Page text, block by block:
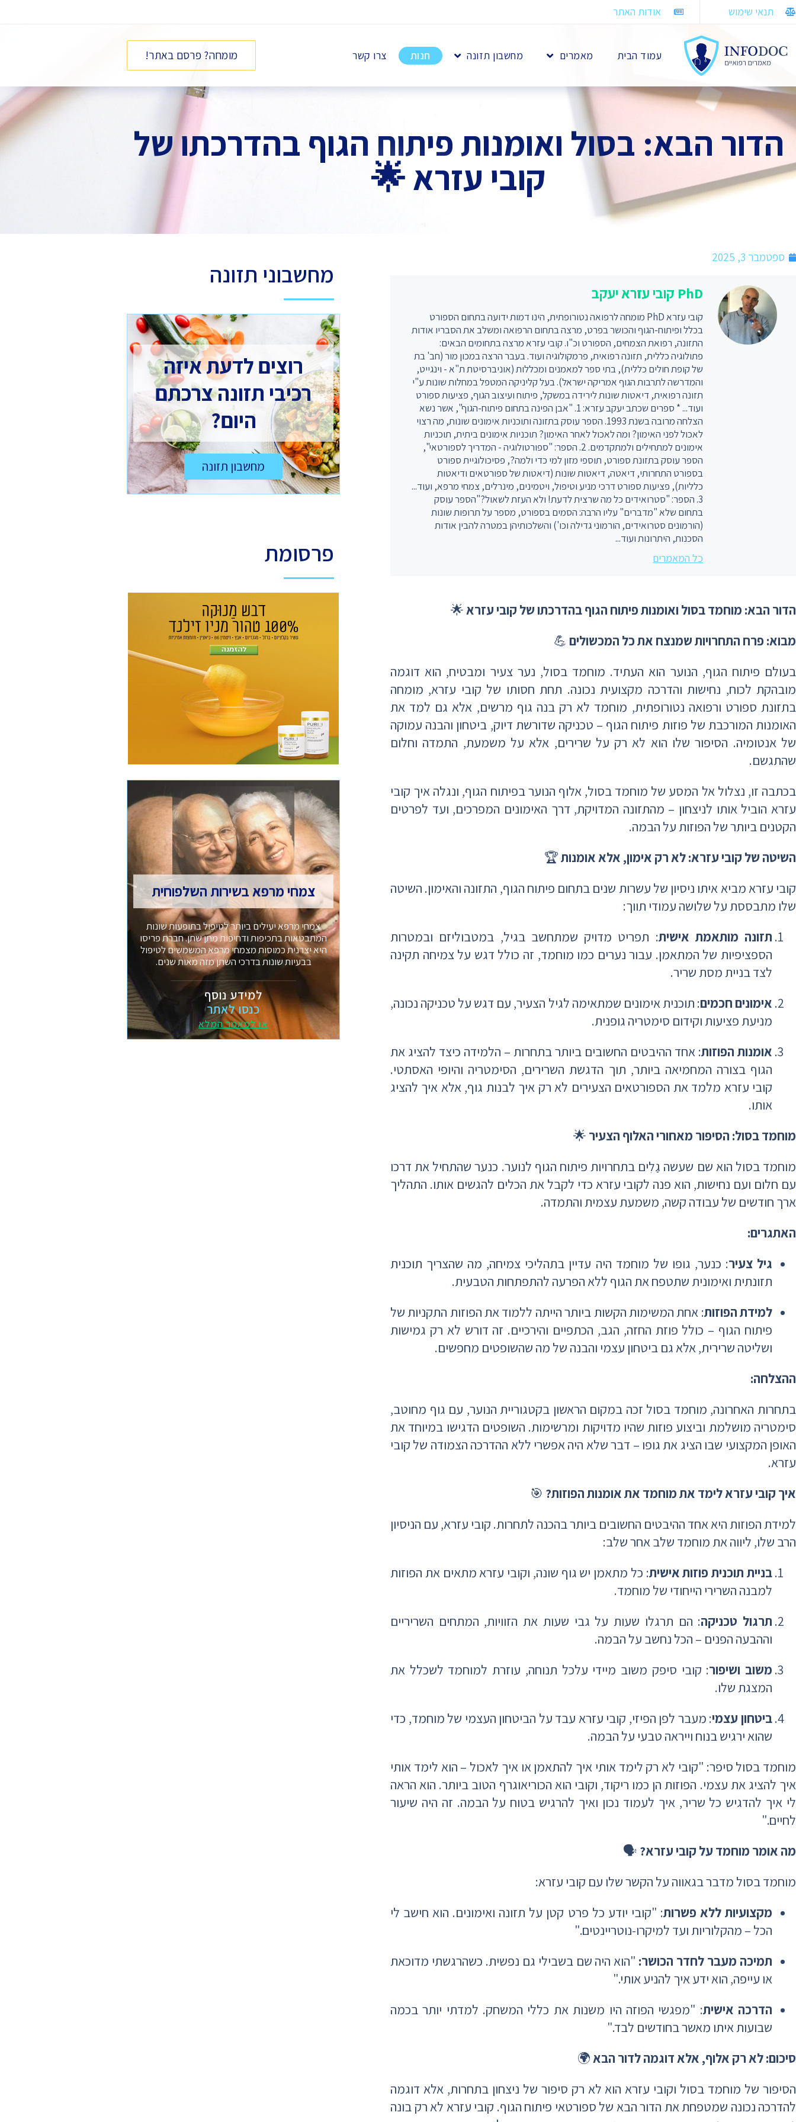
תנאי שימוש אודות האתר
עמוד הבית מאמרים מחשבון תזונה חנות צרו קשר מומחה? פרסם באתר!
הדור הבא: בסול ואומנות פיתוח הגוף בהדרכתו של
קובי עזרא 🌟
ספטמבר 3, 2025
PhD קובי עזרא יעקב
קובי עזרא PhD מומחה לרפואה נטורופתית, הינו דמות ידועה בתחום הספורט
בכלל ופיתוח-הגוף והכושר בפרט, מרצה בתחום הרפואה ומשלב את הסבריו אודות
התזונה, רפואת הצמחים, הספורט וכ"ו. קובי עזרא מרצה בתחומים הבאים:
פתולוגיה כללית, תזונה רפואית, פרמקולוגיה ועוד. בעבר הרצה במכון מור (חב' בת
של קופת חולים כללית), בתי ספר למאמנים ומכללות (אוניברסיטת ת"א - וינגייט,
והמדרשה לתרבות הגוף אמריקה ישראל). בעל קליניקה המטפל במחלות שונות ע"י
תזונה רפואית, דיאטות שונות לירידה במשקל, פיתוח ועיצוב הגוף, פציעות ספורט
ועוד... * ספרים שכתב יעקב עזרא: 1. "אבן הפינה בתחום פיתוח-הגוף", אשר נשא
הצלחה מרובה בשנת 1993. הספר עוסק בתזונה ותוכניות אימונים שונות, מה רצוי
לאכול לפני האימון? ומה לאכול לאחר האימון? תוכניות אימונים ביתית, תוכניות
אימונים למתחילים ולמתקדמים. 2. הספר: "ספורטולוגיה - המדריך לספורטאי",
הספר עוסק בתזונת ספורט, תוספי מזון למי כדי ולמה?, פסיכולוגיית ספורט
בספורט התחרותי, דיאטה, דיאטות שונות (דיאטות של ספורטאים ודיאטות
כלליות), פציעות ספורט דרכי מניע וטיפול, ויטמינים, מינרלים, צמחי מרפא, ועוד...
3. הספר: "סטרואידים כל מה שרצית לדעת! ולא העזת לשאול?"הספר עוסק
בתחום שלא "מדברים" עליו הרבה: הסמים בספורט, מספר על תרופות שונות
(הורמונים סטרואידים, הורמוני גדילה וכו') והשלכותיהן במטרה להבין אודות
הסכנות, היתרונות ועוד...
כל המאמרים
הדור הבא: מוחמד בסול ואומנות פיתוח הגוף בהדרכתו של קובי עזרא 🌟
מבוא: פרח התחרויות שמנצח את כל המכשולים 💪
בעולם פיתוח הגוף, הנוער הוא העתיד. מוחמד בסול, נער צעיר ומבטיח, הוא דוגמה
מובהקת לכוח, נחישות והדרכה מקצועית נכונה. תחת חסותו של קובי עזרא, מומחה
בתזונת ספורט ורפואה נטורופתית, מוחמד לא רק בנה גוף מרשים, אלא גם למד את
האומנות המורכבת של פוזות פיתוח הגוף – טכניקה שדורשת דיוק, ביטחון והבנה עמוקה
של אנטומיה. הסיפור שלו הוא לא רק על שרירים, אלא על משמעת, התמדה וחלום
שהתגשם.
בכתבה זו, נצלול אל המסע של מוחמד בסול, אלוף הנוער בפיתוח הגוף, ונגלה איך קובי
עזרא הוביל אותו לניצחון – מהתזונה המדויקת, דרך האימונים המפרכים, ועד לפרטים
הקטנים ביותר של הפוזות על הבמה.
השיטה של קובי עזרא: לא רק אימון, אלא אומנות🏆
קובי עזרא מביא איתו ניסיון של עשרות שנים בתחום פיתוח הגוף, התזונה והאימון. השיטה
שלו מתבססת על שלושה עמודי תווך:
תזונה מותאמת אישית: תפריט מדויק שמתחשב בגיל, במטבוליזם ובמטרות
הספציפיות של המתאמן. עבור נערים כמו מוחמד, זה כולל דגש על צמיחה תקינה
לצד בניית מסת שריר.
אימונים חכמים: תוכנית אימונים שמתאימה לגיל הצעיר, עם דגש על טכניקה נכונה,
מניעת פציעות וקידום סימטריה גופנית.
אומנות הפוזות: אחד ההיבטים החשובים ביותר בתחרות – הלמידה כיצד להציג את
הגוף בצורה המחמיאה ביותר, תוך הדגשת השרירים, הסימטריה והיופי האסתטי.
קובי עזרא מלמד את הספורטאים הצעירים לא רק איך לבנות גוף, אלא איך להציג
אותו.
מוחמד בסול: הסיפור מאחורי האלוף הצעיר 🌟
מוחמד בסול הוא שם שעשה גַלִים בתחרויות פיתוח הגוף לנוער. כנער שהתחיל את דרכו
עם חלום ועם נחישות, הוא פנה לקובי עזרא כדי לקבל את הכלים להגשים אותו. התהליך
ארך חודשים של עבודה קשה, משמעת עצמית והתמדה.
האתגרים:
גיל צעיר: כנער, גופו של מוחמד היה עדיין בתהליכי צמיחה, מה שהצריך תוכנית
תזונתית ואימונית שתטפח את הגוף ללא הפרעה להתפתחות הטבעית.
למידת הפוזות: אחת המשימות הקשות ביותר הייתה ללמוד את הפוזות התקניות של
פיתוח הגוף – כולל פוזת החזה, הגב, הכתפיים והירכיים. זה דורש לא רק גמישות
ושליטה שרירית, אלא גם ביטחון עצמי והבנה של מה שהשופטים מחפשים.
ההצלחה:
בתחרות האחרונה, מוחמד בסול זכה במקום הראשון בקטגוריית הנוער, עם גוף מחוטב,
סימטריה מושלמת וביצוע פוזות שהיו מדויקות ומרשימות. השופטים הדגישו במיוחד את
האופן המקצועי שבו הציג את גופו – דבר שלא היה אפשרי ללא ההדרכה הצמודה של קובי
עזרא.
איך קובי עזרא לימד את מוחמד את אומנות הפוזות? 🎯
למידת הפוזות היא אחד ההיבטים החשובים ביותר בהכנה לתחרות. קובי עזרא, עם הניסיון
הרב שלו, ליווה את מוחמד שלב אחר שלב:
בניית תוכנית פוזות אישית: כל מתאמן יש גוף שונה, וקובי עזרא מתאים את הפוזות
למבנה השרירי הייחודי של מוחמד.
תרגול טכניקה: הם תרגלו שעות על גבי שעות את הזוויות, המתחים השריריים
וההבעה הפנים – הכל נחשב על הבמה.
משוב ושיפור: קובי סיפק משוב מיידי עלכל תנוחה, עוזרת למוחמד לשכלל את
המצגת שלו.
ביטחון עצמי: מעבר לפן הפיזי, קובי עזרא עבד על הביטחון העצמי של מוחמד, כדי
שהוא ירגיש בנוח וייראה טבעי על הבמה.
מוחמד בסול סיפר: "קובי לא רק לימד אותי איך להתאמן או איך לאכול – הוא לימד אותי
איך להציג את עצמי. הפוזות הן כמו ריקוד, וקובי הוא הכוריאוגרף הטוב ביותר. הוא הראה
לי איך להדגיש כל שריר, איך לעמוד נכון ואיך להרגיש בטוח על הבמה. זה היה שיעור
לחיים."
מה אומר מוחמד על קובי עזרא? 🗣️
מוחמד בסול מדבר בגאווה על הקשר שלו עם קובי עזרא:
מקצועיות ללא פשרות: "קובי יודע כל פרט קטן על תזונה ואימונים. הוא חישב לי
הכל – מהקלוריות ועד למיקרו-נוטריינטים."
תמיכה מעבר לחדר הכושר: "הוא היה שם בשבילי גם נפשית. כשהרגשתי מדוכאת
או עייפה, הוא ידע איך להניע אותי."
הדרכה אישית: "מפגשי הפוזה היו משנות את כללי המשחק. למדתי יותר בכמה
שבועות איתו מאשר בחודשים לבד."
סיכום: לא רק אלוף, אלא דוגמה לדור הבא 🌍
הסיפור של מוחמד בסול וקובי עזרא הוא לא רק סיפור של ניצחון בתחרות, אלא דוגמה
להדרכה נכונה שמטפחת את הדור הבא של ספורטאי פיתוח הגוף. קובי עזרא לא רק בונה
מחשבוני תזונה
רוצים לדעת איזה
רכיבי תזונה צרכתם
היום?
מחשבון תזונה
פרסומת
צמחי מרפא בשירות השלפוחית
צמחי מרפא יעילים ביותר לטיפול בתופעות שונות
המתבטאות בתכיפות ודחיפות מתן שתן. חברת פריסו
היא יצרנית כמוסות מצמחי מרפא המשמשים לטיפול
בבעיות שונות בדרכי השתן מזה מאות שנים.
למידע נוסף
כנסו לאתר
או למאמר המלא